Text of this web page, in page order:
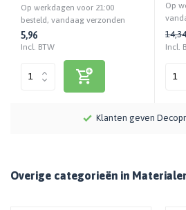
Op werkdagen voor 21:00
besteld, vandaag verzonden
5,96
Incl. BTW
Op
14,34
Incl.
Meer dan
Overige categorieën in